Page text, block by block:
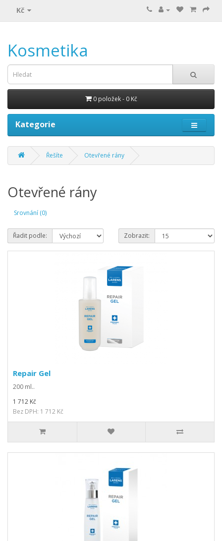
Kč
Kosmetika
0 položek - 0 Kč
Kategorie
Řešíte Otevřené rány
Otevřené rány
Srovnání (0)
Řadit podle: Zobrazit:
Repair Gel
200 ml..
1 712 Kč
Bez DPH: 1 712 Kč